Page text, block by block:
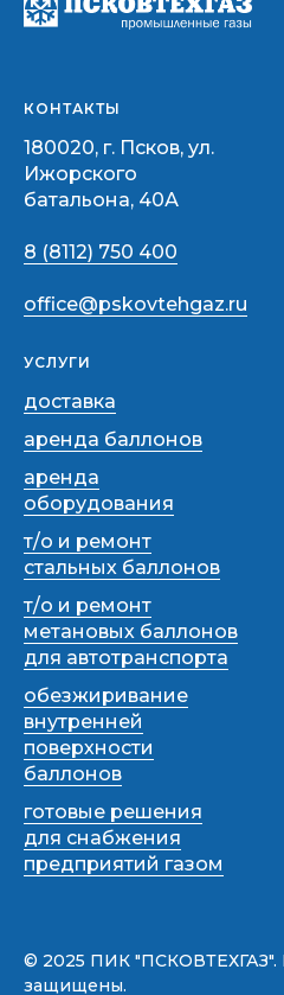
КОНТАКТЫ
180020, г. Псков, ул.
Ижорского
батальона, 40А
8 (8112) 750 400
office@pskovtehgaz.ru
УСЛУГИ
доставка
аренда баллонов
аренда
оборудования
т/о и ремонт
стальных баллонов
т/о и ремонт
метановых баллонов
для автотранспорта
обезжиривание
внутренней
поверхности
баллонов
готовые решения
для снабжения
предприятий газом
© 2025 ПИК "ПСКОВТЕХГАЗ".
защищены.